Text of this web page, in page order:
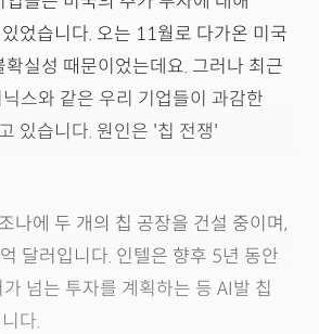
었습니다. 오는 11월로 다가온 미국
실성 때문이었는데요. 그러나 최근
스와 같은 우리 기업들이 과감한
있습니다. 원인은 '칩 전쟁'
나에 두 개의 칩 공장을 건설 중이며,
달러입니다. 인텔은 향후 5년 동안
넘는 투자를 계획하는 등 AI발 칩
다.